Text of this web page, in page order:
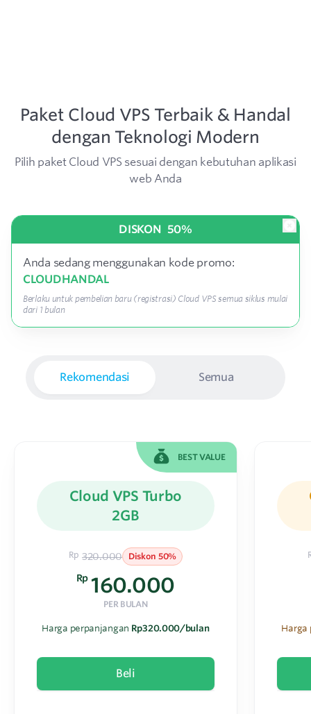
Paket Cloud VPS Terbaik & Handal
dengan Teknologi Modern
Pilih paket Cloud VPS sesuai dengan kebutuhan aplikasi
web Anda
DISKON 50%
Anda sedang menggunakan kode promo:
CLOUDHANDAL
Berlaku untuk pembelian baru (registrasi) Cloud VPS semua siklus mulai
dari 1 bulan
Rekomendasi Semua
BEST VALUE
Cloud VPS Turbo
2GB
Rp 320.000 Diskon 50%
Rp 160.000
PER BULAN
Harga perpanjangan Rp320.000/bulan
Beli
Harga